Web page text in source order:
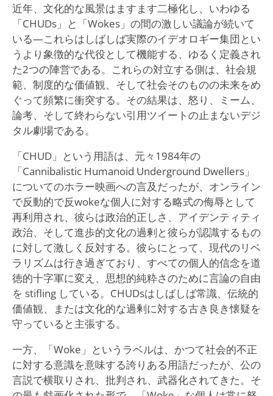
近年、文化的な風景はますます二極化し、いわゆる
「CHUDs」と「Wokes」の間の激しい議論が続いて
いる—これらはしばしば実際のイデオロギー集団とい
うより象徴的な代役として機能する、ゆるく定義され
た2つの陣営である。これらの対立する側は、社会規
範、制度的な価値観、そして社会そのものの未来をめ
ぐって頻繁に衝突する。その結果は、怒り、ミーム、
論考、そして終わらない引用ツイートの止まないデジ
タル劇場である。
「CHUD」という用語は、元々1984年の
「Cannibalistic Humanoid Underground Dwellers」
についてのホラー映画への言及だったが、オンライン
で反動的で反wokeな個人に対する略式の侮辱として
再利用され、彼らは政治的正しさ、アイデンティティ
政治、そして進歩的文化の過剰と彼らが認識するもの
に対して激しく反対する。彼らにとって、現代のリベ
ラリズムは行き過ぎており、すべての個人的信念を道
徳的十字軍に変え、思想的純粋さのために言論の自由
を stifling している。CHUDsはしばしば常識、伝統的
価値観、または文化的な過剰に対する古き良き懐疑を
守っていると主張する。
一方、「Woke」というラベルは、かつて社会的不正
に対する意識を意味する誇りある用語だったが、公の
言説で横取りされ、批判され、武器化されてきた。そ